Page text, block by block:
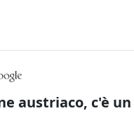
austriaco, c'è un